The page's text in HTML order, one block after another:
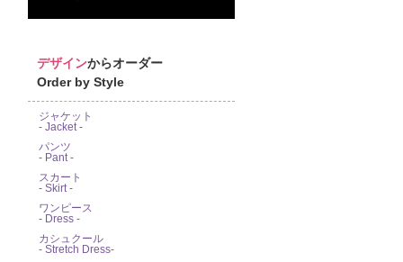
デザインからオーダー
Order by Style
ジャケット
- Jacket -
パンツ
- Pant -
スカート
- Skirt -
ワンピース
- Dress -
カシュクール
- Stretch Dress-